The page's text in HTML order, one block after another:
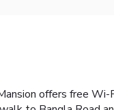
offers free